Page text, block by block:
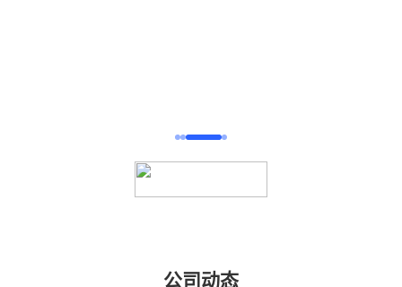
公司动态